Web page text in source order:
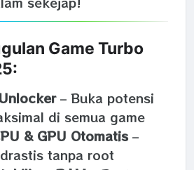
Game Turbo
– Buka potensi
di semua game
& GPU Otomatis–
tanpa root